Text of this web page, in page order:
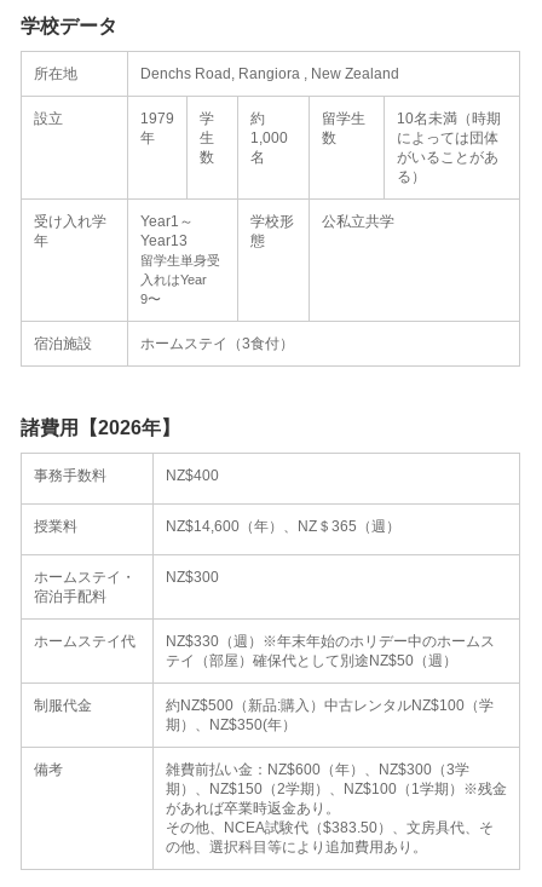
学校データ
所在地 Denchs Road, Rangiora , New Zealand
設立
1979
年
学
生
数
約
1,000
名
留学生
数
10名未満（時期
によっては団体
がいることがあ
る）
受け入れ学
年
Year1～
Year13
留学生単身受
入れはYear
9〜
学校形
態
公私立共学
宿泊施設 ホームステイ（3食付）
諸費用【2026年】
事務手数料 NZ$400
授業料 NZ$14,600（年）、NZ＄365（週）
ホームステイ・
宿泊手配料
NZ$300
ホームステイ代
NZ$330（週）※年末年始のホリデー中のホームス
テイ（部屋）確保代として別途NZ$50（週）
制服代金
約NZ$500（新品:購入）中古レンタルNZ$100（学
期）、NZ$350(年）
備考
雑費前払い金：NZ$600（年）、NZ$300（3学
期）、NZ$150（2学期）、NZ$100（1学期）※残金
があれば卒業時返金あり。
その他、NCEA試験代（$383.50）、文房具代、そ
の他、選択科目等により追加費用あり。